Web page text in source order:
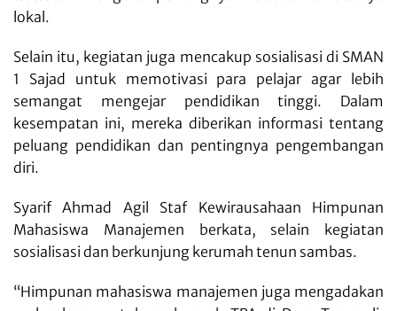
lokal.
Selain itu, kegiatan juga mencakup sosialisasi di SMAN
1 Sajad untuk memotivasi para pelajar agar lebih
semangat mengejar pendidikan tinggi. Dalam
kesempatan ini, mereka diberikan informasi tentang
peluang pendidikan dan pentingnya pengembangan
diri.
Syarif Ahmad Agil Staf Kewirausahaan Himpunan
Mahasiswa Manajemen berkata, selain kegiatan
sosialisasi dan berkunjung kerumah tenun sambas.
“Himpunan mahasiswa manajemen juga mengadakan